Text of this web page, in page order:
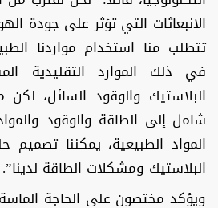
الانبعاثات التي تؤثر على جودة
تتطلب منا استخدام مواردنا
في ذلك الموارد التقليدية
البلاستيك والوقود السائل،
شامل إلى الطاقة والوقود
المواد الطبيعية، يمكننا تصميم
البلاستيك ومشكلات الطاقة لدينا”.
ويؤكد مختصون على الحاجة